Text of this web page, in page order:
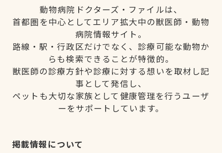
動物病院ドクターズ・ファイルは、
首都圏を中心としてエリア拡大中の獣医師・動物
病院情報サイト。
路線・駅・行政区だけでなく、診療可能な動物か
らも検索できることが特徴的。
獣医師の診療方針や診療に対する想いを取材し記
事として発信し、
ペットも大切な家族として健康管理を行うユーザ
ーをサポートしています。
掲載情報について